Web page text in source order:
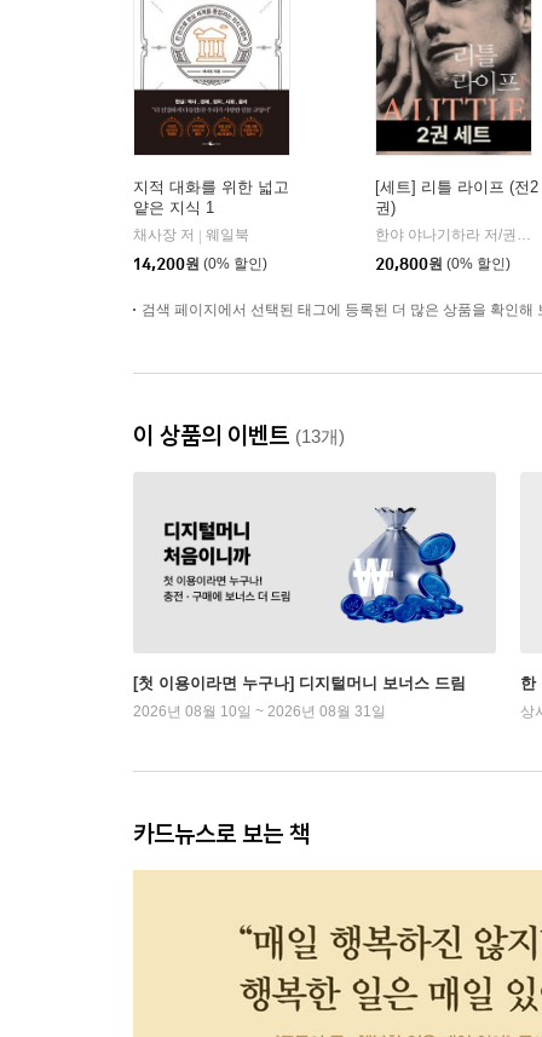
지적 대화를 위한 넓고
얕은 지식 1
채사장 저 | 웨일북
14,200원 (0% 할인)
[세트] 리틀 라이프 (전2
권)
20,800원 (0% 할인)
검색 페이지에서 선택된 태그에 등록된 더 많은 상품을 확인해
이 상품의 이벤트 (13개)
[첫 이용이라면 누구나] 디지털머니 보너스 드림
2026년 08월 10일 ~ 2026년 08월 31일
한
상
카드뉴스로 보는 책